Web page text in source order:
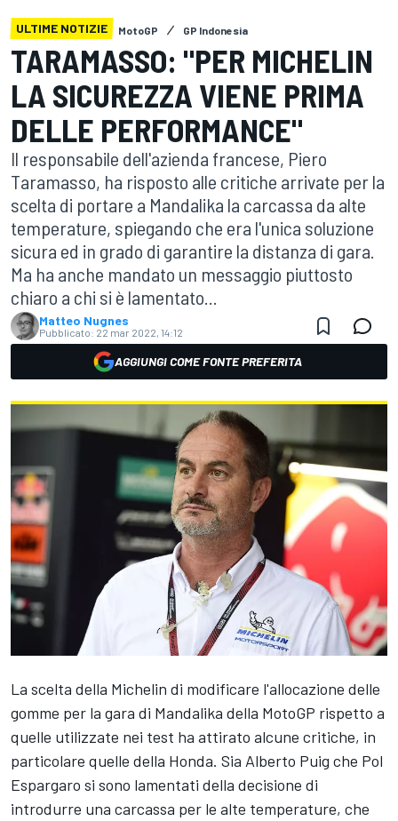
ULTIME NOTIZIE MotoGP GP Indonesia
TARAMASSO: "PER MICHELIN
LA SICUREZZA VIENE PRIMA
DELLE PERFORMANCE"
Il responsabile dell'azienda francese, Piero
Taramasso, ha risposto alle critiche arrivate per la
scelta di portare a Mandalika la carcassa da alte
temperature, spiegando che era l'unica soluzione
sicura ed in grado di garantire la distanza di gara.
Ma ha anche mandato un messaggio piuttosto
chiaro a chi si è lamentato...
Matteo Nugnes
Pubblicato: 22 mar 2022, 14:12
AGGIUNGI COME FONTE PREFERITA
La scelta della Michelin di modificare l'allocazione delle
gomme per la gara di Mandalika della MotoGP rispetto a
quelle utilizzate nei test ha attirato alcune critiche, in
particolare quelle della Honda. Sia Alberto Puig che Pol
Espargaro si sono lamentati della decisione di
introdurre una carcassa per le alte temperature, che